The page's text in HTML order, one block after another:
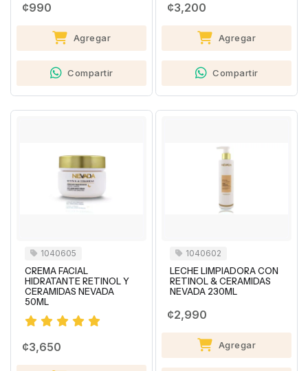
¢990
Agregar
Compartir
¢3,200
Agregar
Compartir
1040605
CREMA FACIAL
HIDRATANTE RETINOL Y
CERAMIDAS NEVADA
50ML
¢3,650
1040602
LECHE LIMPIADORA CON
RETINOL & CERAMIDAS
NEVADA 230ML
¢2,990
Agregar